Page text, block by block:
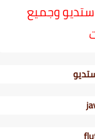
وجميع